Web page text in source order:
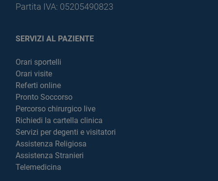
Partita IVA: 05205490823
SERVIZI AL PAZIENTE
Orari sportelli
Orari visite
Referti online
Pronto Soccorso
Percorso chirurgico live
Richiedi la cartella clinica
Servizi per degenti e visitatori
Assistenza Religiosa
Assistenza Stranieri
Telemedicina